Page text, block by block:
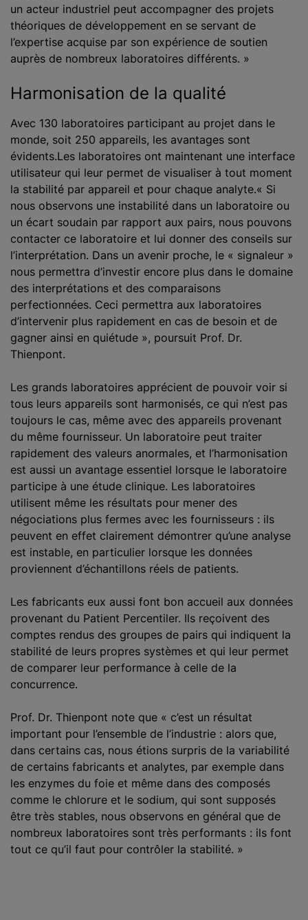
un acteur industriel peut accompagner des projets
théoriques de développement en se servant de
l’expertise acquise par son expérience de soutien
auprès de nombreux laboratoires différents. »
Harmonisation de la qualité
Avec 130 laboratoires participant au projet dans le
monde, soit 250 appareils, les avantages sont
évidents.Les laboratoires ont maintenant une interface
utilisateur qui leur permet de visualiser à tout moment
la stabilité par appareil et pour chaque analyte.« Si
nous observons une instabilité dans un laboratoire ou
un écart soudain par rapport aux pairs, nous pouvons
contacter ce laboratoire et lui donner des conseils sur
l’interprétation. Dans un avenir proche, le « signaleur »
nous permettra d’investir encore plus dans le domaine
des interprétations et des comparaisons
perfectionnées. Ceci permettra aux laboratoires
d’intervenir plus rapidement en cas de besoin et de
gagner ainsi en quiétude », poursuit Prof. Dr.
Thienpont.
Les grands laboratoires apprécient de pouvoir voir si
tous leurs appareils sont harmonisés, ce qui n’est pas
toujours le cas, même avec des appareils provenant
du même fournisseur. Un laboratoire peut traiter
rapidement des valeurs anormales, et l’harmonisation
est aussi un avantage essentiel lorsque le laboratoire
participe à une étude clinique. Les laboratoires
utilisent même les résultats pour mener des
négociations plus fermes avec les fournisseurs : ils
peuvent en effet clairement démontrer qu’une analyse
est instable, en particulier lorsque les données
proviennent d’échantillons réels de patients.
Les fabricants eux aussi font bon accueil aux données
provenant du Patient Percentiler. Ils reçoivent des
comptes rendus des groupes de pairs qui indiquent la
stabilité de leurs propres systèmes et qui leur permet
de comparer leur performance à celle de la
concurrence.
Prof. Dr. Thienpont note que « c’est un résultat
important pour l’ensemble de l’industrie : alors que,
dans certains cas, nous étions surpris de la variabilité
de certains fabricants et analytes, par exemple dans
les enzymes du foie et même dans des composés
comme le chlorure et le sodium, qui sont supposés
être très stables, nous observons en général que de
nombreux laboratoires sont très performants : ils font
tout ce qu’il faut pour contrôler la stabilité. »